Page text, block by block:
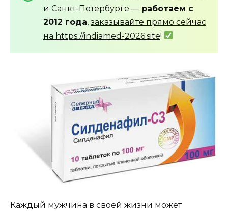
и Санкт-Петербурге — работаем с
2012 года, заказывайте прямо сейчас
на https://indiamed-2026.site!
Каждый мужчина в своей жизни может